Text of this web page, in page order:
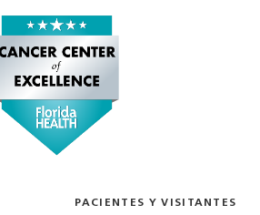
PACIENTES Y VISITANTES